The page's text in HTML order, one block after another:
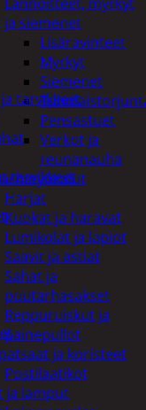
ja siemenet
Lisäravinteet
Myrkyt
Siemenet
Pensastuet
Verkot ja
reunanauha
Harjat
Kuokat ja haravat
Lumikolat ja lapiot
Saavit ja astiat
Sahat ja
puutarhasakset
Reppuruiskut ja
painepullot
ja koristeet
Postilaatikot
ja lamput
tarvikkeet
tarvikkeet